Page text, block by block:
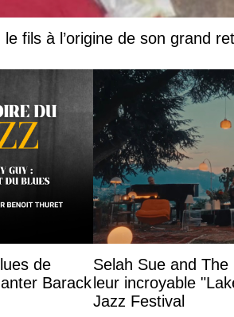
fils à l’origine de son grand
de
Barack
Selah Sue and
leur incroyable
Jazz Festival